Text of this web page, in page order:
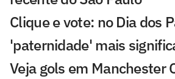
Clique e vote: no Dia dos
'paternidade' mais
Veja gols em Manchester